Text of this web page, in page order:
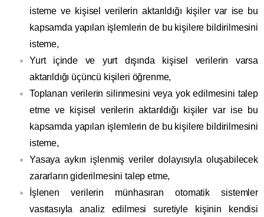
isteme ve kişisel verilerin aktarıldığı kişiler var ise bu
kapsamda yapılan işlemlerin de bu kişilere bildirilmesini
isteme,
Yurt içinde ve yurt dışında kişisel verilerin varsa
aktarıldığı üçüncü kişileri öğrenme,
Toplanan verilerin silinmesini veya yok edilmesini talep
etme ve kişisel verilerin aktarıldığı kişiler var ise bu
kapsamda yapılan işlemlerin de bu kişilere bildirilmesini
isteme,
Yasaya aykırı işlenmiş veriler dolayısıyla oluşabilecek
zararların giderilmesini talep etme,
İşlenen verilerin münhasıran otomatik sistemler
vasıtasıyla analiz edilmesi suretiyle kişinin kendisi